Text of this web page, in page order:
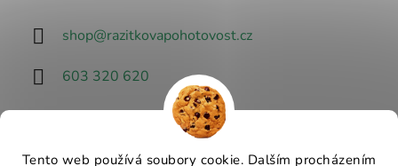
Tento web používá soubory cookie. Dalším procházením
shop@razitkovapohotovost.cz
603 320 620